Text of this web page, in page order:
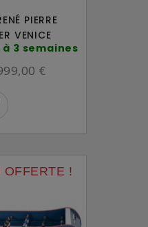
PIERRE
VENICE
3 semaines
€
OFFERTE !